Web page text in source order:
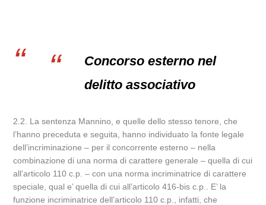
Concorso esterno nel
delitto associativo
2.2. La sentenza Mannino, e quelle dello stesso tenore, che
l’hanno preceduta e seguita, hanno individuato la fonte legale
dell’incriminazione – per il concorrente esterno – nella
combinazione di una norma di carattere generale – quella di cui
all’articolo 110 c.p. – con una norma incriminatrice di carattere
speciale, qual e’ quella di cui all’articolo 416-bis c.p.. E’ la
funzione incriminatrice dell’articolo 110 c.p., infatti, che